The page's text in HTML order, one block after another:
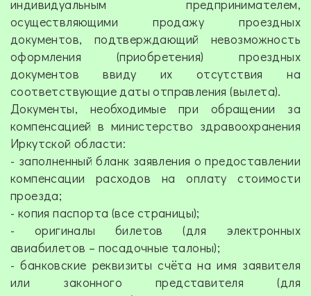
индивидуальным предпринимателем,
осуществляющими продажу проездных
документов, подтверждающий невозможность
оформления (приобретения) проездных
документов ввиду их отсутствия на
соответствующие даты отправления (вылета).
Документы, необходимые при обращении за
компенсацией в министерство здравоохранения
Иркутской области:
- заполненный бланк заявления о предоставлении
компенсации расходов на оплату стоимости
проезда;
- копия паспорта (все страницы);
- оригиналы билетов (для электронных
авиабилетов – посадочные талоны);
- банковские реквизиты счёта на имя заявителя
или законного представителя (для